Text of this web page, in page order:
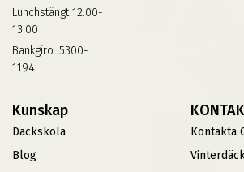
Lunchstängt 12:00-
13:00
Bankgiro: 5300-
1194
Kunskap
Däckskola
Blog
Kontakta